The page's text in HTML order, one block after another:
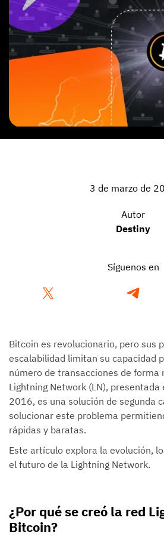
3 de marzo de
Autor
Destiny
Síguenos en
Bitcoin es revolucionario, pero sus
escalabilidad limitan su capacidad
número de transacciones de forma
Lightning Network (LN), presentada
2016, es una solución de segunda
solucionar este problema
rápidas y baratas.
Este artículo explora la evolución,
el futuro de la Lightning Network.
¿Por qué se creó la red
Bitcoin?